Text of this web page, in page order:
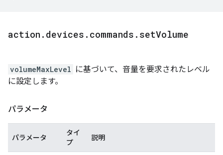
action . devices . commands . setVolume
volumeMaxLevel に基づいて、音量を要求されたレベル
に設定します。
パラメータ
パラメータ
タイ
プ
説明